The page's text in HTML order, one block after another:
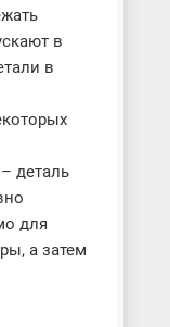
в
в
деталь
для
а затем